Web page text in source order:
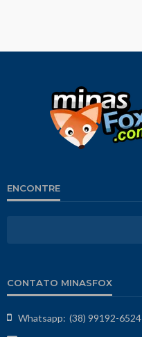
ENCONTRE
CONTATO MINASFOX
Whatsapp: (38) 99192-6524